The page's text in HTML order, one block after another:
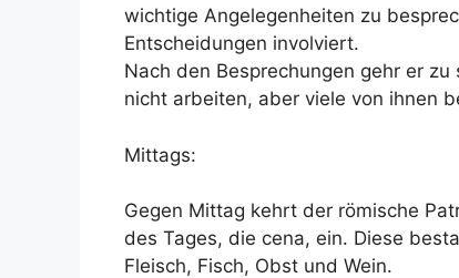
wichtige Angelegenheiten zu
Entscheidungen involviert.
Nach den Besprechungen gehr er
nicht arbeiten, aber viele von ihnen
Mittags:
Gegen Mittag kehrt der römische
des Tages, die cena, ein. Diese
Fleisch, Fisch, Obst und Wein.